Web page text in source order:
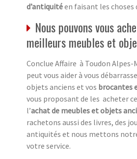
d’antiquitéen faisant les choses
Nous pouvons vous
meilleurs meubles et
Conclue Affaire à Toudon Alpes-
peut vous aider à vous
objets anciens et vos brocantes
vous proposant de les acheter
l’achat de meubles et objets
rachetons aussi des livres, des
antiquités et nous mettons
votre service.